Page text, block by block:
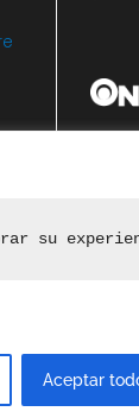
su
Aceptar